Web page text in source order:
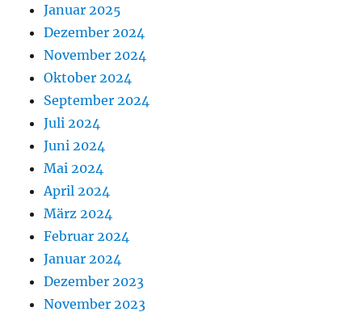
Januar 2025
Dezember 2024
November 2024
Oktober 2024
September 2024
Juli 2024
Juni 2024
Mai 2024
April 2024
März 2024
Februar 2024
Januar 2024
Dezember 2023
November 2023